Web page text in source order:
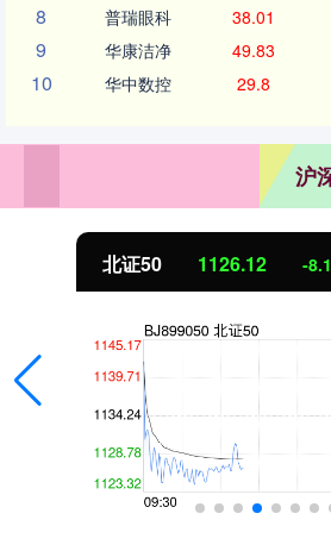
8 普瑞眼科 38.01
9 华康洁净 49.83
10 华中数控 29.8
沪
北证50 1126.12 -